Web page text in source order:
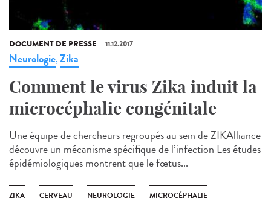
DOCUMENT DE PRESSE 11.12.2017
Neurologie,Zika
Comment le virus Zika induit la
microcéphalie congénitale
Une équipe de chercheurs regroupés au sein de ZIKAlliance
découvre un mécanisme spécifique de l’infection Les études
épidémiologiques montrent que le fœtus...
ZIKA CERVEAU NEUROLOGIE MICROCÉPHALIE